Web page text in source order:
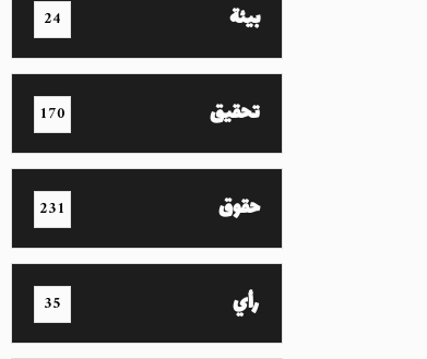
بيئة 24
تحقيق 170
حقوق 231
رأي 35